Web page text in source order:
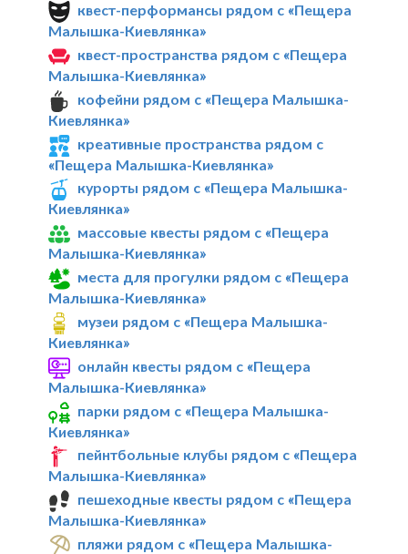
квест-перформансы рядом с «Пещера
Малышка-Киевлянка»
квест-пространства рядом с «Пещера
Малышка-Киевлянка»
кофейни рядом с «Пещера Малышка-
Киевлянка»
креативные пространства рядом с
«Пещера Малышка-Киевлянка»
курорты рядом с «Пещера Малышка-
Киевлянка»
массовые квесты рядом с «Пещера
Малышка-Киевлянка»
места для прогулки рядом с «Пещера
Малышка-Киевлянка»
музеи рядом с «Пещера Малышка-
Киевлянка»
онлайн квесты рядом с «Пещера
Малышка-Киевлянка»
парки рядом с «Пещера Малышка-
Киевлянка»
пейнтбольные клубы рядом с «Пещера
Малышка-Киевлянка»
пешеходные квесты рядом с «Пещера
Малышка-Киевлянка»
пляжи рядом с «Пещера Малышка-